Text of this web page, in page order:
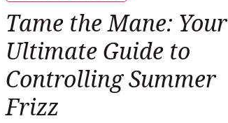
Tame the Mane: Your
Ultimate Guide to
Controlling Summer
Frizz